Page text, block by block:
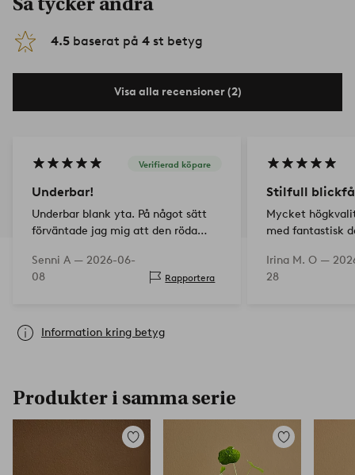
4.5 baserat på 4 st betyg
Visa alla recensioner (2)
Verifierad köpare
Underbar!
Underbar blank yta. På något sätt
förväntade jag mig att den röda
överraskande nog var den lite som
'målad, där man kan se
Senni A — 2026-06-
08
Rapportera
Stilfull
Mycket
med fantastisk
Absolut
Irina M. O —
28
Information kring betyg
Produkter i samma serie
Lägg
Lägg